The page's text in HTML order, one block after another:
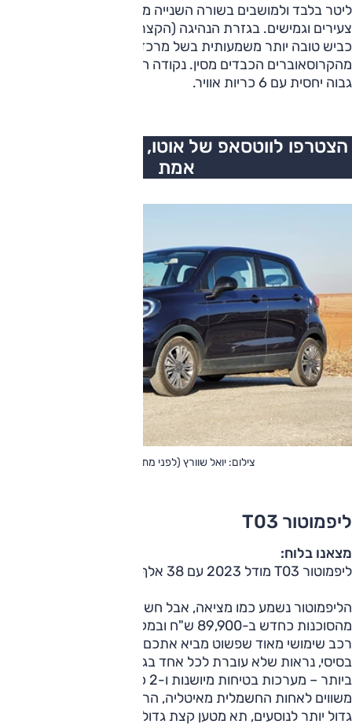
ליטר בלבד ולמושבים בשורה השנייה מומלץ שתדחסו רק אנשים
צעירים וגמישים. בגזרת הנהיגה (הקצרה) תיהנו מהתנהלות
כביש טובה יותר משמעותית בשל מרכז כובד וגוף קליל יותר
מהקרוסאוברים הכבדים מסין. נקודה חיובית היא גם ציון בטיחות
גבוה יחסית עם 6 כריות אוויר.
הצטרפו לווטסאפ של אוטו, כל העדכונים בזמן
אמת
צילום: יואל שוורץ (לפני מתיחת פנים)
ליפמוטור T03
מצאנו בלוח:
ליפמוטור T03 מודל 2023 עם 38 אלף ק"מ ב-59 אלף שקלים
הליפמוטור נשמע כמו מציאה, אבל חשוב להבין שהרכב נמכר
מהסוכנות כחדש ב-89,900 ש"ח ובמקרה הזה, אתם מקבלים
רכב שימושי מאוד שפשוט מביא אתכם מנקודה לנקודה עם גימור
בסיסי, נראות שלא עוברת לכל אחד בגרון והחיסרון המשמעותי
ביותר – מערכות בטיחות מיושנות ו-2 כריות אוויר בלבד. אם
משווים לאחות החשמלית מאיטליה, הרי שיש כאן מרווח קצת